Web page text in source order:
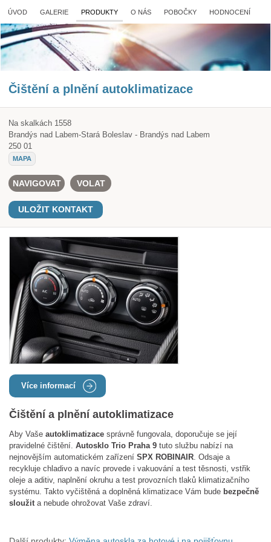
ÚVOD GALERIE PRODUKTY O NÁS POBOČKY HODNOCENÍ
Čištění a plnění autoklimatizace
Na skalkách 1558
Brandýs nad Labem-Stará Boleslav - Brandýs nad Labem
250 01
MAPA
NAVIGOVAT VOLAT
ULOŽIT KONTAKT
Více informací
Čištění a plnění autoklimatizace
Aby Vaše autoklimatizace správně fungovala, doporučuje se její
pravidelné čištění. Autosklo Trio Praha 9 tuto službu nabízí na
nejnovějším automatickém zařízení SPX ROBINAIR. Odsaje a
recykluje chladivo a navíc provede i vakuování a test těsnosti, vstřik
oleje a aditiv, naplnění okruhu a test provozních tlaků klimatizačního
systému. Takto vyčištěná a doplněná klimatizace Vám bude bezpečně
sloužita nebude ohrožovat Vaše zdraví.